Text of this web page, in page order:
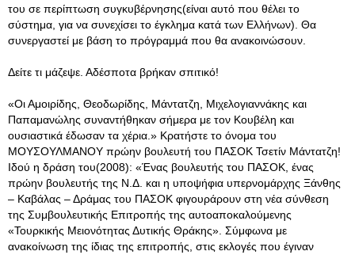
του σε περίπτωση συγκυβέρνησης(είναι αυτό που θέλει το
σύστημα, για να συνεχίσει το έγκλημα κατά των Ελλήνων). Θα
συνεργαστεί με βάση το πρόγραμμά που θα ανακοινώσουν.
Δείτε τι μάζεψε. Αδέσποτα βρήκαν σπιτικό!
«Οι Αμοιρίδης, Θεοδωρίδης, Μάντατζη, Μιχελογιαννάκης και
Παπαμανώλης συναντήθηκαν σήμερα με τον Κουβέλη και
ουσιαστικά έδωσαν τα χέρια.» Κρατήστε το όνομα του
ΜΟΥΣΟΥΛΜΑΝΟΥ πρώην βουλευτή του ΠΑΣΟΚ Τσετίν Μάντατζη!
Ιδού η δράση του(2008): «Ένας βουλευτής του ΠΑΣΟΚ, ένας
πρώην βουλευτής της Ν.Δ. και η υποψήφια υπερνομάρχης Ξάνθης
– Καβάλας – Δράμας του ΠΑΣΟΚ φιγουράρουν στη νέα σύνθεση
της Συμβουλευτικής Επιτροπής της αυτοαποκαλούμενης
«Τουρκικής Μειονότητας Δυτικής Θράκης». Σύμφωνα με
ανακοίνωση της ίδιας της επιτροπής, στις εκλογές που έγιναν